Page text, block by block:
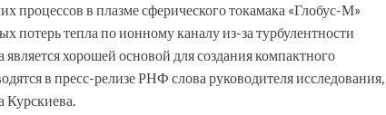
процессов в плазме сферического токамака «Глобус-М»
потерь тепла по ионному каналу из-за турбулентности
хорошей основой для создания компактного
в пресс-релизе РНФ слова руководителя исследования,
Курскиева.